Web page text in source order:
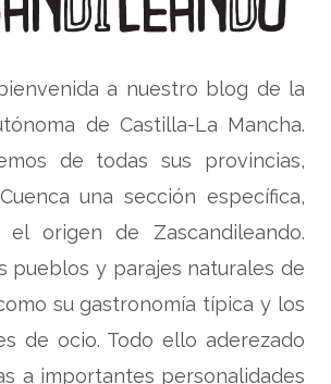
a nuestro blog de la
de Castilla-La Mancha.
de todas sus provincias,
una sección específica,
el origen de Zascandileando.
pueblos y parajes naturales de
su gastronomía típica y los
de ocio. Todo ello aderezado
a importantes personalidades